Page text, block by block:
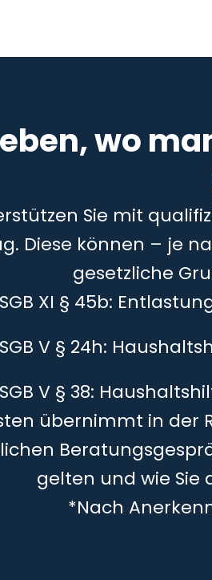
wo
Sie mit
Diese können – je
gesetzliche
SGB XI § 45b:
SGB V § 24h:
SGB V § 38:
übernimmt in der
gelten und wie Sie
*Nach